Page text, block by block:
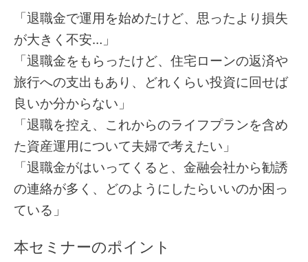
「退職金で運用を始めたけど、思ったより損失
が大きく不安… 」
「退職金をもらったけど、住宅ローンの返済や
旅行への支出もあり、どれくらい投資に回せば
良いか分からない」
「退職を控え、これからのライフプランを含め
た資産運用について夫婦で考えたい」
「退職金がはいってくると、金融会社から勧誘
の連絡が多く、どのようにしたらいいのか困っ
ている」
本セミナーのポイント